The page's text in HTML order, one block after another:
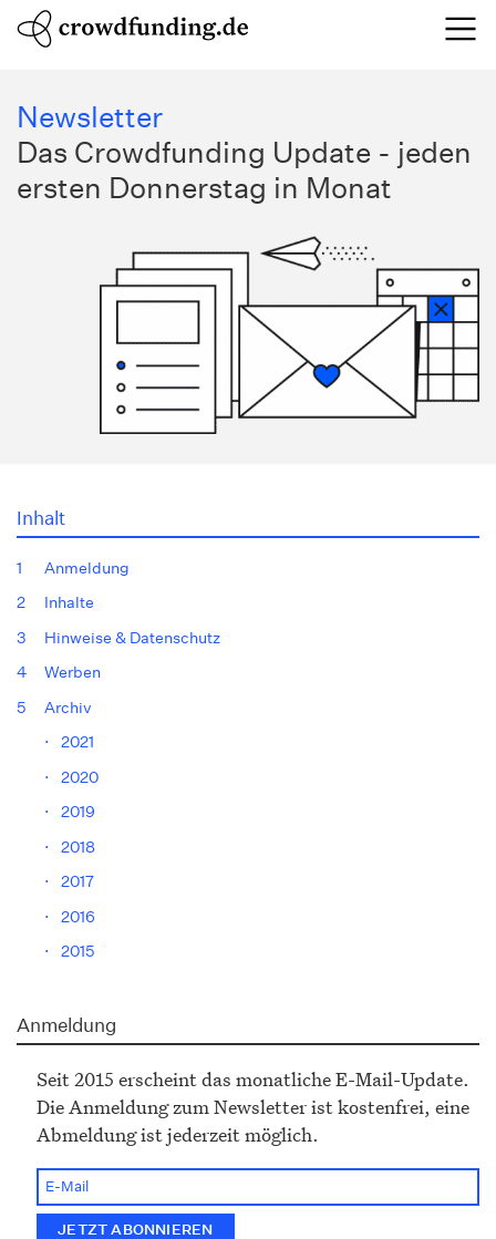
Newsletter
Das Crowdfunding Update - jeden
ersten Donnerstag in Monat
Anmeldung
Seit 2015 erscheint das monatliche E-Mail-Update.
Die Anmeldung zum Newsletter ist kostenfrei, eine
Abmeldung ist jederzeit möglich.
Inhalt
1
Anmeldung
2
Inhalte
3
Hinweise & Datenschutz
4
Werben
5
Archiv
⋅
2021
⋅
2020
⋅
2019
⋅
2018
⋅
2017
⋅
2016
⋅
2015